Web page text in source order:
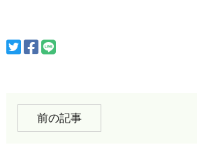
前の記事